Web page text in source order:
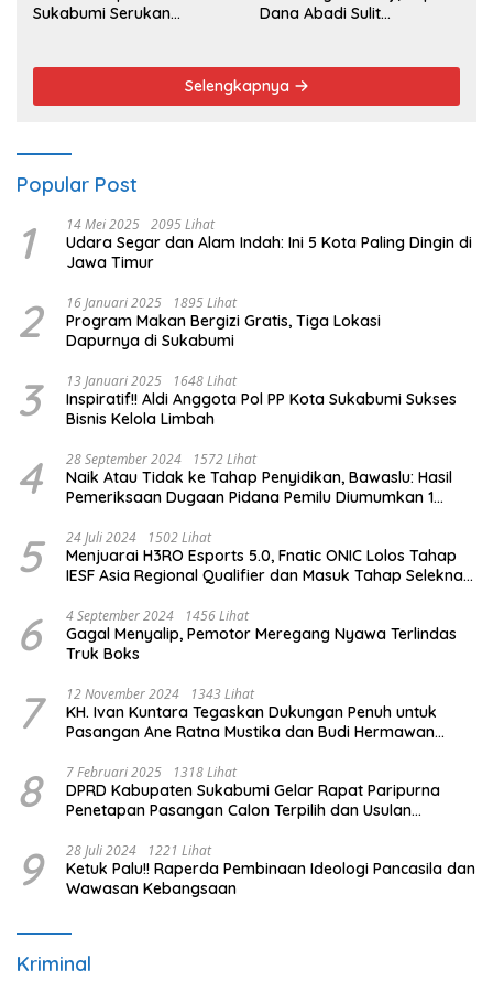
Sukabumi Serukan
Dana Abadi Sulit
Selengkapnya
Popular Post
1 14 Mei 2025 2095 Lihat
Udara Segar dan Alam Indah: Ini 5 Kota Paling Dingin di
Jawa Timur
2 16 Januari 2025 1895 Lihat
Program Makan Bergizi Gratis, Tiga Lokasi
Dapurnya di Sukabumi
3 13 Januari 2025 1648 Lihat
Inspiratif!! Aldi Anggota Pol PP Kota Sukabumi Sukses
Bisnis Kelola Limbah
4 28 September 2024 1572 Lihat
Naik Atau Tidak ke Tahap Penyidikan, Bawaslu: Hasil
Pemeriksaan Dugaan Pidana Pemilu Diumumkan 1
5 24 Juli 2024 1502 Lihat
Menjuarai H3RO Esports 5.0, Fnatic ONIC Lolos Tahap
IESF Asia Regional Qualifier dan Masuk Tahap Seleknas
6 4 September 2024 1456 Lihat
Gagal Menyalip, Pemotor Meregang Nyawa Terlindas
Truk Boks
7 12 November 2024 1343 Lihat
KH. Ivan Kuntara Tegaskan Dukungan Penuh untuk
Pasangan Ane Ratna Mustika dan Budi Hermawan
8 7 Februari 2025 1318 Lihat
DPRD Kabupaten Sukabumi Gelar Rapat Paripurna
Penetapan Pasangan Calon Terpilih dan Usulan
9 28 Juli 2024 1221 Lihat
Ketuk Palu!! Raperda Pembinaan Ideologi Pancasila dan
Wawasan Kebangsaan
Kriminal